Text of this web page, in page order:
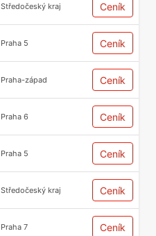
Středočeský kraj Ceník
Praha 5 Ceník
Praha-západ Ceník
Praha 6 Ceník
Praha 5 Ceník
Středočeský kraj Ceník
Praha 7 Ceník